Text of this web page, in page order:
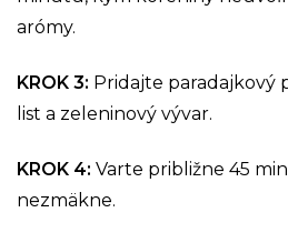
arómy.
KROK 3: Pridajte paradajkový
list a zeleninový vývar.
KROK 4: Varte približne 45
nezmäkne.